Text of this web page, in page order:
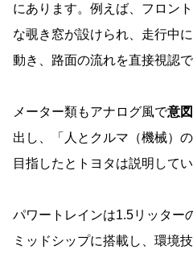
にあります。例えば、フロン
な覗き窓が設けられ、走行中
動き、路面の流れを直接視認で
メーター類もアナログ風で意
出し、「人とクルマ（機械）
目指したとトヨタは説明してい
パワートレインは1.5リッター
ミッドシップに搭載し、環境